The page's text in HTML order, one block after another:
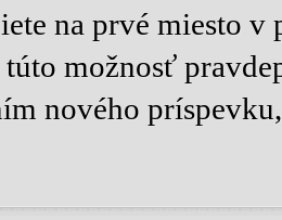
na prvé miesto
možnosť
nového